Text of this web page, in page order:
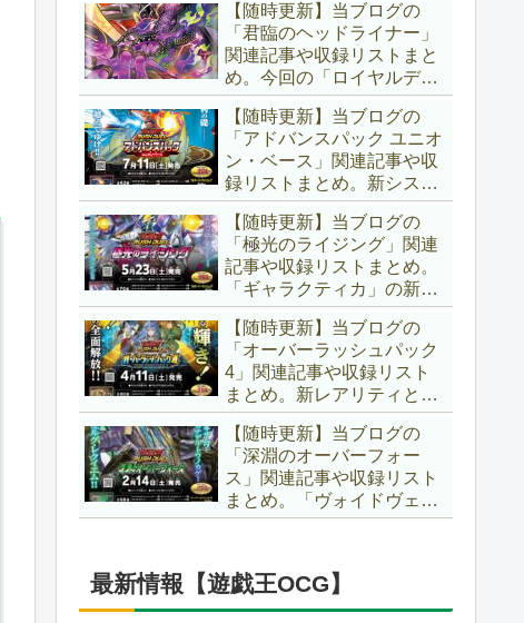
【随時更新】当ブログの
「君臨のヘッドライナー」
関連記事や収録リストまと
め。今回の「ロイヤルデモ
ンズ」は相手モンスターを
リリース！！また、新テー
マとして「救惺」、「ヘル
シィ」、「ゴエゴエ」も登
場です！！【遊戯王ラッシ
ュデュエル】
【随時更新】当ブログの
「アドバンスパック ユニオ
ン・ベース」関連記事や収
録リストまとめ。新システ
ム「ユニオンフュージョ
ン」の登場により、ようや
く原作さながらの「ＸＹ
Ｚ」が使用可能となりまし
た！！【遊戯王ラッシュデ
ュエル】
【随時更新】当ブログの
「極光のライジング」関連
記事や収録リストまとめ。
「ギャラクティカ」の新た
なフュージョンモンスター
やイラスト違い、「報道」
の強化に加え、幻竜族の新
テーマ「纏竜」も登場で
す！！【遊戯王ラッシュデ
ュエル】
【随時更新】当ブログの
「オーバーラッシュパック
4」関連記事や収録リスト
まとめ。新レアリティとし
てフルオーバーラッシュレ
ア仕様が初登場！！そし
て、OCGの大人気テーマ
「霊使い」も同時に実装さ
れています！！【遊戯王ラ
【随時更新】当ブログの
「深淵のオーバーフォー
ス」関連記事や収録リスト
まとめ。「ヴォイドヴェル
グ」や「夢中」、「ラ
「コスモス姫」などの人気
テーマ強化に加え、「冥
跡」もテーマ化です！！
最新情報【遊戯王OCG】